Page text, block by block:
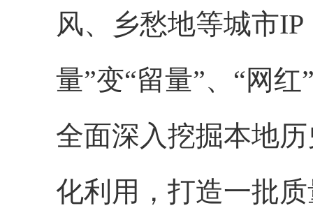
风、乡愁地等城市
量”变“留量”、“网
全面深入挖掘本地
化利用，打造一批